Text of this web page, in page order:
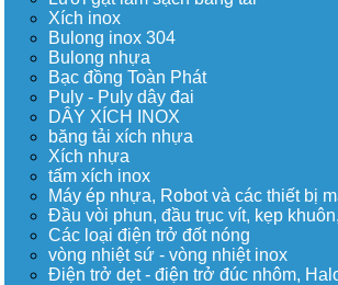
Xích inox
Bulong inox 304
Bulong nhựa
Bạc đồng Toàn Phát
Puly - Puly dây đai
DÂY XÍCH INOX
băng tải xích nhựa
Xích nhựa
tấm xích inox
Máy ép nhựa, Robot và các thiết bị
Đầu vòi phun, đầu trục vít, kẹp
Các loại điện trở đốt nóng
vòng nhiệt sứ - vòng nhiệt inox
Điện trở dẹt - điện trở đúc nhôm,